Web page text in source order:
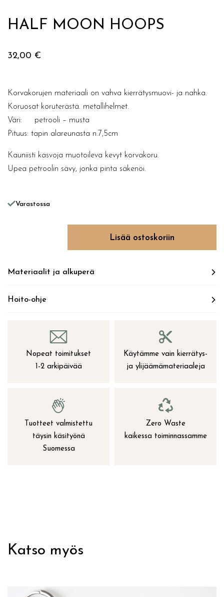
HALF MOON HOOPS
32,00 €
Korvakorujen materiaali on vahva kierrätysmuovi- ja nahka.
Koruosat koruterästä. metallihelmet.
Väri: petrooli – musta
Pituus: tapin alareunasta n.7,5cm
Kauniisti kasvoja muotoileva kevyt korvakoru.
Upea petroolin sävy, jonka pinta säkenöi.
Varastossa
Lisää ostoskoriin
Materiaalit ja alkuperä
Hoito-ohje
Nopeat toimitukset
1-2 arkipäivää
Käytämme vain kierrätys-
ja ylijäämämateriaaleja
Tuotteet valmistettu
täysin käsityönä
Suomessa
Zero Waste
kaikessa toiminnassamme
Katso myös